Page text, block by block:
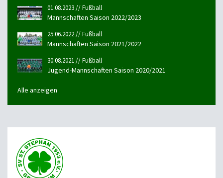
01.08.2023 // Fußball
Mannschaften Saison 2022/2023
25.06.2022 // Fußball
Mannschaften Saison 2021/2022
30.08.2021 // Fußball
Jugend-Mannschaften Saison 2020/2021
Alle anzeigen